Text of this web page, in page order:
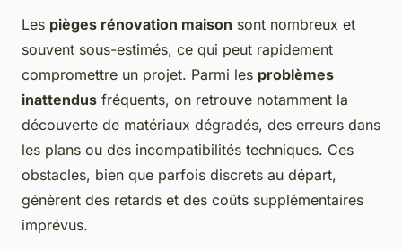
Les pièges rénovation maison sont nombreux et
souvent sous-estimés, ce qui peut rapidement
compromettre un projet. Parmi les problèmes
inattendus fréquents, on retrouve notamment la
découverte de matériaux dégradés, des erreurs dans
les plans ou des incompatibilités techniques. Ces
obstacles, bien que parfois discrets au départ,
génèrent des retards et des coûts supplémentaires
imprévus.